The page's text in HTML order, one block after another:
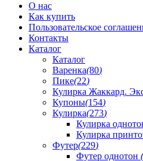
О нас
Как купить
Пользовательское
Контакты
Каталог
Каталог
Варенка(80)
Пике(22)
Кулирка Жаккард.
Купоны(154)
Кулирка(273)
Кулирка
Кулирка
Футер(229)
Футер однотон (